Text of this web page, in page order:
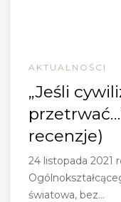
AKTUALNOŚCI
„Jeśli
recenzje)
24 listopada 2021
światowa, bez…